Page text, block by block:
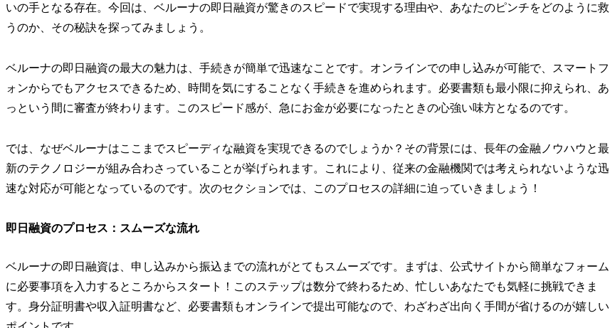
いの手となる存在。今回は、ベルーナの即日融資が驚きのスピードで実現する理由や、あなたのピンチをどのように救
うのか、その秘訣を探ってみましょう。
ベルーナの即日融資の最大の魅力は、手続きが簡単で迅速なことです。オンラインでの申し込みが可能で、スマートフ
ォンからでもアクセスできるため、時間を気にすることなく手続きを進められます。必要書類も最小限に抑えられ、あ
っという間に審査が終わります。このスピード感が、急にお金が必要になったときの心強い味方となるのです。
では、なぜベルーナはここまでスピーディな融資を実現できるのでしょうか？その背景には、長年の金融ノウハウと最
新のテクノロジーが組み合わさっていることが挙げられます。これにより、従来の金融機関では考えられないような迅
速な対応が可能となっているのです。次のセクションでは、このプロセスの詳細に迫っていきましょう！
即日融資のプロセス：スムーズな流れ
ベルーナの即日融資は、申し込みから振込までの流れがとてもスムーズです。まずは、公式サイトから簡単なフォーム
に必要事項を入力するところからスタート！このステップは数分で終わるため、忙しいあなたでも気軽に挑戦できま
す。身分証明書や収入証明書など、必要書類もオンラインで提出可能なので、わざわざ出向く手間が省けるのが嬉しい